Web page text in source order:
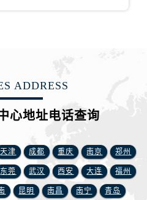
安徽省六安市金安区解放中路浪琴售后服务中心（需提前预约）
安徽省马鞍山市雨山区湖南西路浪琴售后服务中心（需提前预约）
安徽省宿州市埇桥区人民中路浪琴售后服务中心（需提前预约）
ADDRESS
心地址电话查询
天津 成都 重庆 南京 郑州
东莞 武汉 西安 大连 福州
昆明 南昌 南宁 青岛